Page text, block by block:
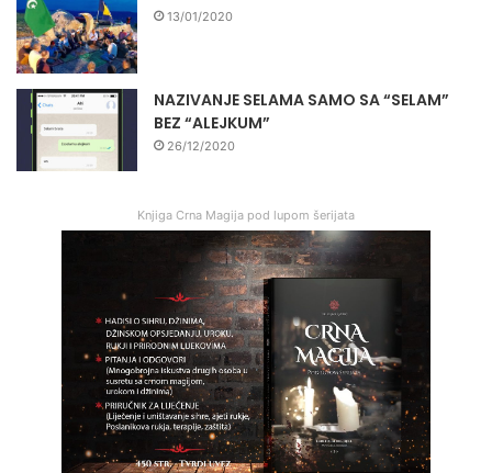
13/01/2020
NAZIVANJE SELAMA SAMO SA “SELAM”
BEZ “ALEJKUM”
26/12/2020
Knjiga Crna Magija pod lupom šerijata